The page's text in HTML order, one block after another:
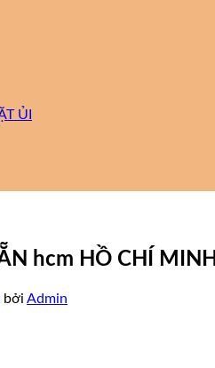
ỦI
hcm HỒ CHÍ MINH
bởi Admin